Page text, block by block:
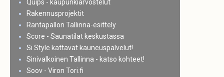
Quips - kaupunkiarvostelut
Rakennusprojektit
Rantapallon Tallinna-esittely
Score - Saunatilat keskustassa
Si Style kattavat kauneuspalvelut!
Sinivalkoinen Tallinna - katso kohteet!
Soov - Viron Tori.fi